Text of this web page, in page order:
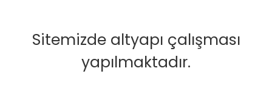
Sitemizde altyapı çalışması
yapılmaktadır.